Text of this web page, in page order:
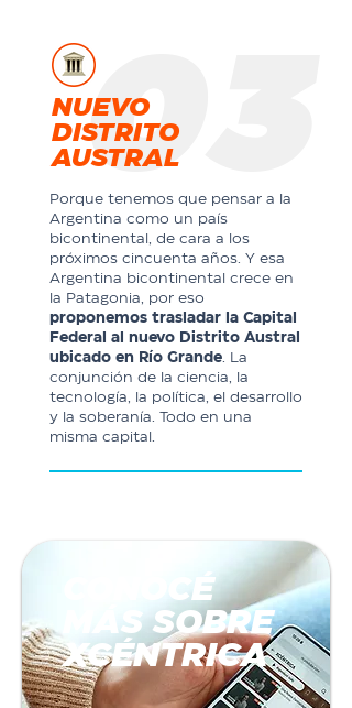
03
NUEVO
DISTRITO
AUSTRAL
Porque tenemos que pensar a la
Argentina como un país
bicontinental, de cara a los
próximos cincuenta años. Y esa
Argentina bicontinental crece en
la Patagonia, por eso
proponemos trasladar la Capital
Federal al nuevo Distrito Austral
ubicado en Río Grande. La
conjunción de la ciencia, la
tecnología, la política, el desarrollo
y la soberanía. Todo en una
misma capital.
CONOCÉ
MÁS SOBRE
XCÉNTRICA